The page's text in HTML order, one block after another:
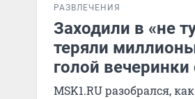
РАЗВЛЕЧЕНИЯ
Заходили в «не
теряли
голой вечеринки
MSK1.RU разобрался,